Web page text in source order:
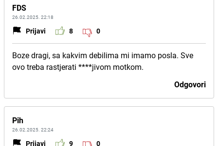
FDS
26.02.2025. 22:18
Prijavi 8 0
Boze dragi, sa kakvim debilima mi imamo posla. Sve
ovo treba rastjerati ****jivom motkom.
Odgovori
Pih
26.02.2025. 22:24
Prijavi 9 0